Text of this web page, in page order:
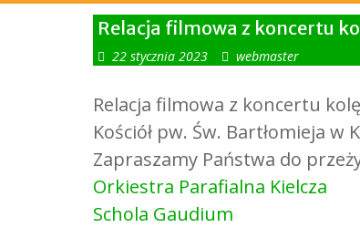
Relacja filmowa z koncertu
22 stycznia 2023 webmaster
Relacja filmowa z koncertu
Kościół pw. Św. Bartłomieja w
Zapraszamy Państwa do
Orkiestra Parafialna Kielcza
Schola Gaudium